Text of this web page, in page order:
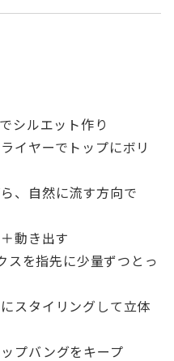
シルエット作り
イヤーでトップにボリ
、自然に流す方向で
動き出す
スを指先に少量ずつとっ
スタイリングして立体
プバングをキープ